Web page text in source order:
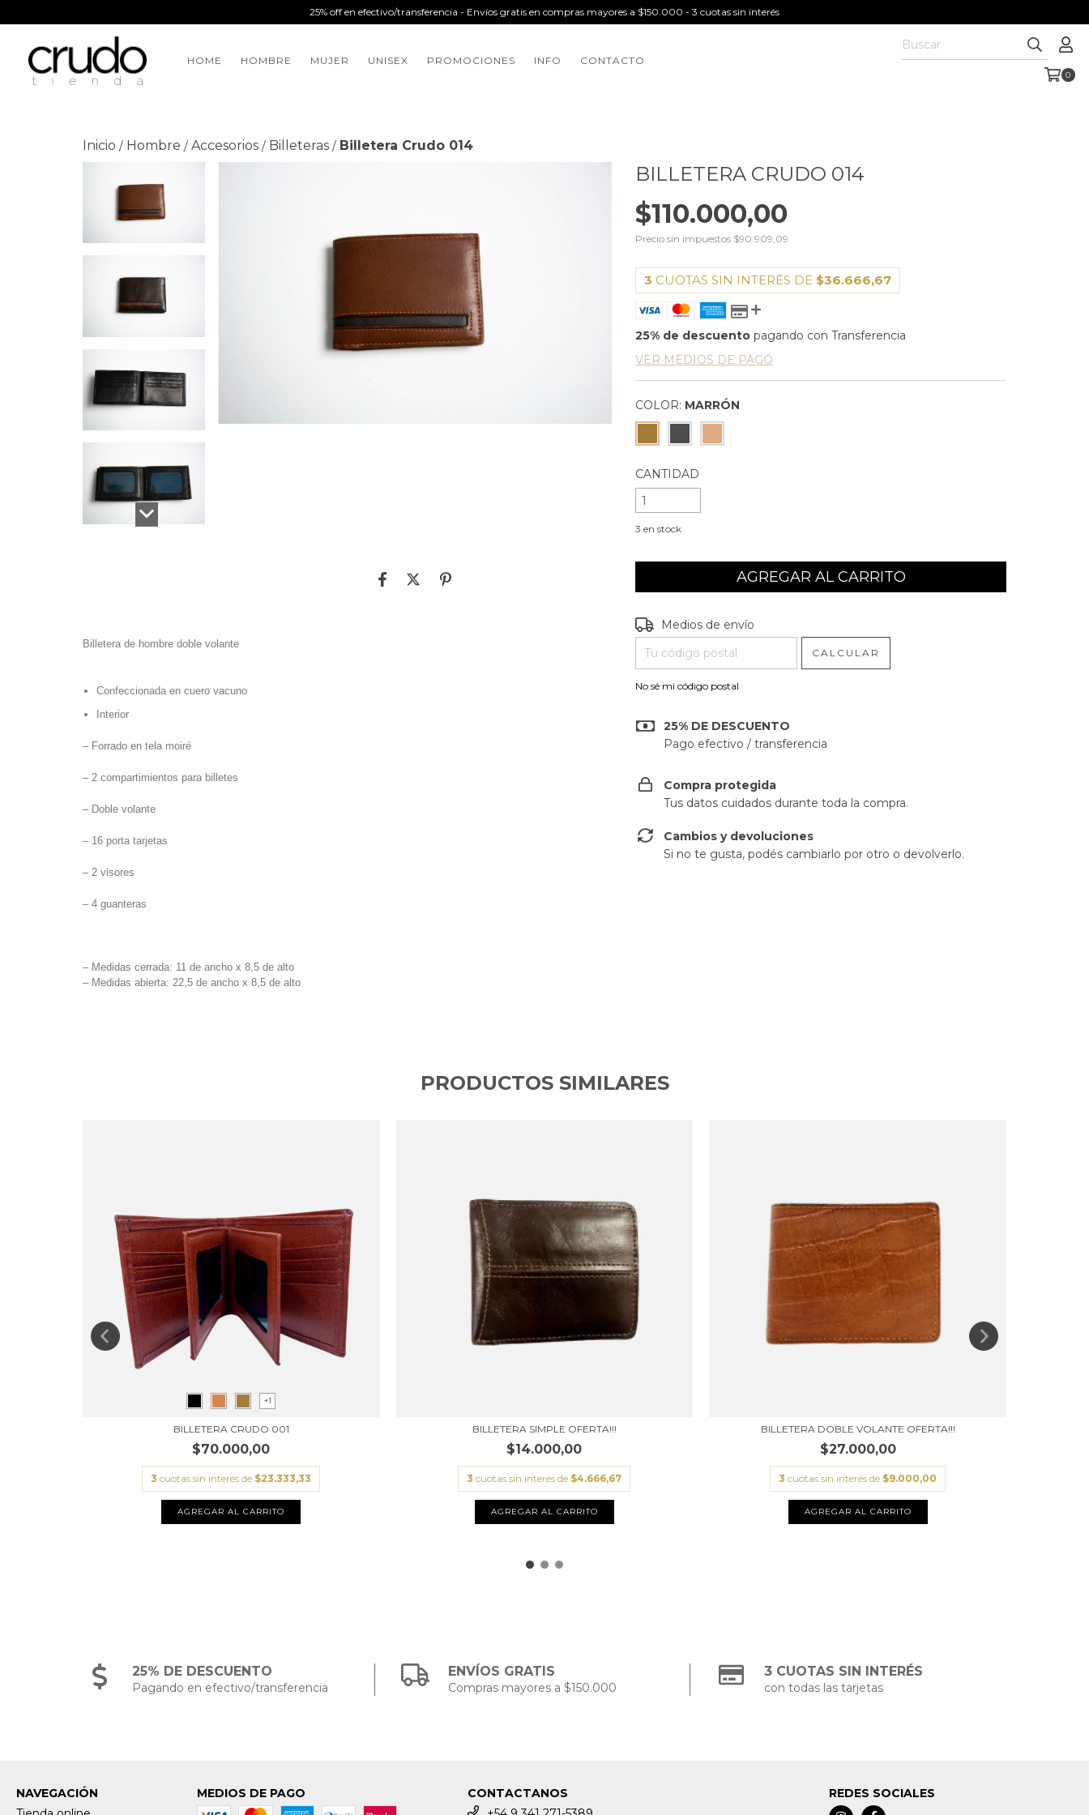
25% off en efectivo/transferencia - Envíos gratis en compras mayores a $150.000 - 3 cuotas sin interés
HOME HOMBRE MUJER UNISEX PROMOCIONES INFO CONTACTO
0
Inicio / Hombre / Accesorios / Billeteras / Billetera Crudo 014
Billetera de hombre doble volante
Confeccionada en cuero vacuno
Interior
– Forrado en tela moiré
– 2 compartimientos para billetes
– Doble volante
– 16 porta tarjetas
– 2 visores
– 4 guanteras
– Medidas cerrada: 11 de ancho x 8,5 de alto
– Medidas abierta: 22,5 de ancho x 8,5 de alto
BILLETERA CRUDO 014
$110.000,00
Precio sin impuestos $90.909,09
3 CUOTAS SIN INTERÉS DE $36.666,67
25% de descuento pagando con Transferencia
VER MEDIOS DE PAGO
COLOR: MARRÓN
CANTIDAD
3 en stock
Entregas para el CP:
Medios de envío
CALCULAR
No sé mi código postal
25% DE DESCUENTO
Pago efectivo / transferencia
Compra protegida
Tus datos cuidados durante toda la compra.
Cambios y devoluciones
Si no te gusta, podés cambiarlo por otro o devolverlo.
PRODUCTOS SIMILARES
+1
BILLETERA CRUDO 001
$70.000,00
3 cuotas sin interés de $23.333,33
AGREGAR AL CARRITO
BILLETERA SIMPLE OFERTA!!!
$14.000,00
3 cuotas sin interés de $4.666,67
BILLETERA DOBLE VOLANTE OFERTA!!!
$27.000,00
3 cuotas sin interés de $9.000,00
25% DE DESCUENTO
Pagando en efectivo/transferencia
ENVÍOS GRATIS
Compras mayores a $150.000
3 CUOTAS SIN INTERÉS
con todas las tarjetas
NAVEGACIÓN
MEDIOS DE PAGO
CONTACTANOS
REDES SOCIALES